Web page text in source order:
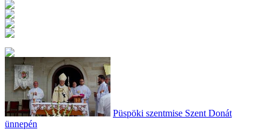
Püspöki szentmise Szent Donát
ünnepén